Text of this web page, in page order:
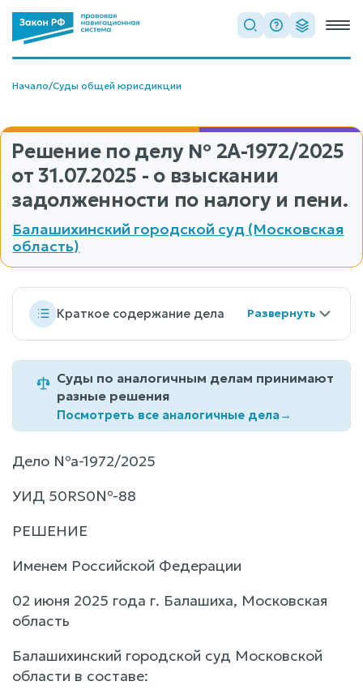
Начало/Суды общей юрисдикции
Решение по делу № 2А-1972/2025
от 31.07.2025 - о взыскании
задолженности по налогу и пени.
Балашихинский городской суд (Московская
область)
Краткое содержание дела
Суды по аналогичным делам принимают
разные решения
Посмотреть все аналогичные дела→
Дело №а-1972/2025
УИД 50RS0№-88
РЕШЕНИЕ
Именем Российской Федерации
02 июня 2025 года г. Балашиха, Московская
область
Балашихинский городской суд Московской
области в составе: